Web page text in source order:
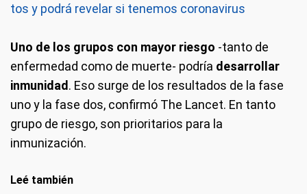
tos y podrá revelar si tenemos coronavirus
Uno de los grupos con mayor riesgo -tanto de
enfermedad como de muerte- podría desarrollar
inmunidad . Eso surge de los resultados de la fase
uno y la fase dos, confirmó The Lancet. En tanto
grupo de riesgo, son prioritarios para la
inmunización.
Leé también